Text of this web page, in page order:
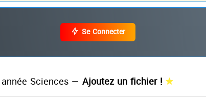
Se Connecter
Sciences — Ajoutez un fichier !